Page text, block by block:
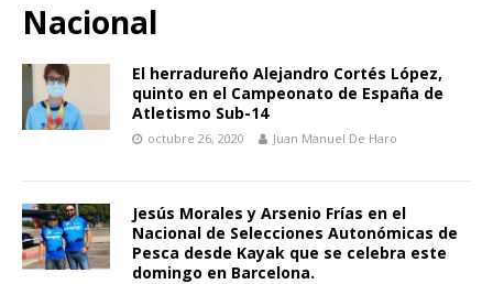
Nacional
El herradureño Alejandro Cortés López,
quinto en el Campeonato de España de
Atletismo Sub-14
octubre 26, 2020 Juan Manuel De Haro
Jesús Morales y Arsenio Frías en el
Nacional de Selecciones Autonómicas de
Pesca desde Kayak que se celebra este
domingo en Barcelona.